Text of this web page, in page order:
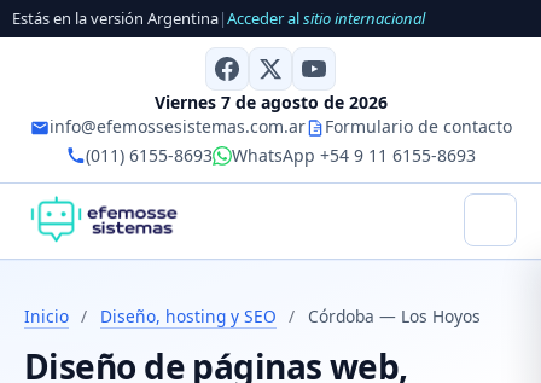
Estás en la versión Argentina|Acceder alsitio internacional
Viernes 7 de agosto de 2026
info@efemossesistemas.com.ar
Formulario de contacto
(011) 6155-8693
WhatsApp +54 9 11 6155-8693
Inicio / Diseño, hosting y SEO / Córdoba — Los Hoyos
Diseño de páginas web,